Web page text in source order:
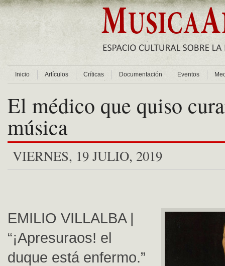
Inicio Artículos Críticas Documentación Eventos
El médico que quiso
música
VIERNES, 19 JULIO, 2019
EMILIO VILLALBA |
“¡Apresuraos! el
duque está enfermo.”